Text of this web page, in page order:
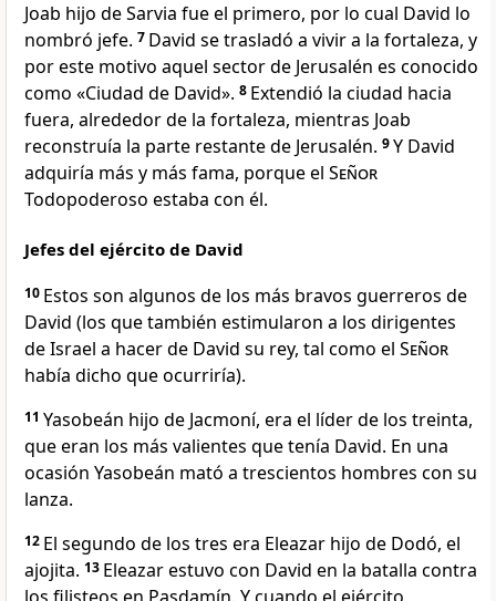
Joab hijo de Sarvia fue el primero, por lo cual David lo
nombró jefe. 7 David se trasladó a vivir a la fortaleza, y
por este motivo aquel sector de Jerusalén es conocido
como «Ciudad de David». 8 Extendió la ciudad hacia
fuera, alrededor de la fortaleza, mientras Joab
reconstruía la parte restante de Jerusalén. 9Y David
adquiría más y más fama, porque el Señor
Todopoderoso estaba con él.
Jefes del ejército de David
10 Estos son algunos de los más bravos guerreros de
David (los que también estimularon a los dirigentes
de Israel a hacer de David su rey, tal como el Señor
había dicho que ocurriría).
11 Yasobeán hijo de Jacmoní, era el líder de los treinta,
que eran los más valientes que tenía David. En una
ocasión Yasobeán mató a trescientos hombres con su
lanza.
12 El segundo de los tres era Eleazar hijo de Dodó, el
ajojita. 13 Eleazar estuvo con David en la batalla contra